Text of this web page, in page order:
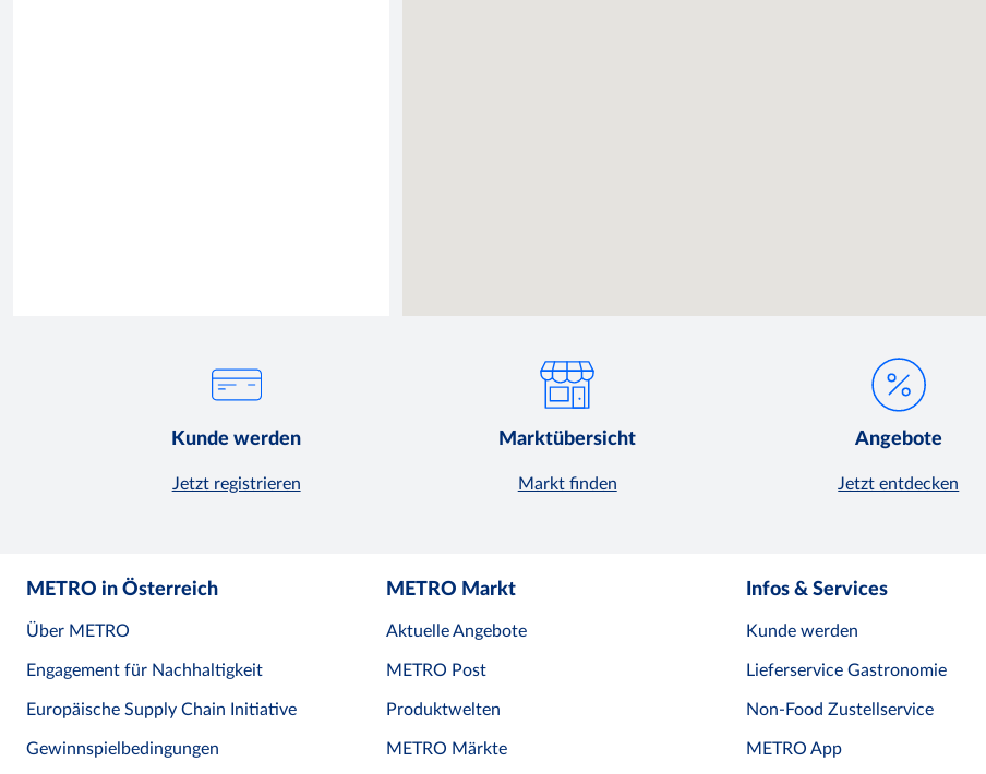
Kunde werden
Jetzt registrieren
Marktübersicht
Markt finden
Angebote
Jetzt entdecken
METRO in Österreich
Über METRO
Engagement für Nachhaltigkeit
Europäische Supply Chain Initiative
Gewinnspielbedingungen
METRO Markt
Aktuelle Angebote
METRO Post
Produktwelten
METRO Märkte
Infos & Services
Kunde werden
Lieferservice Gastronomie
Non-Food Zustellservice
METRO App